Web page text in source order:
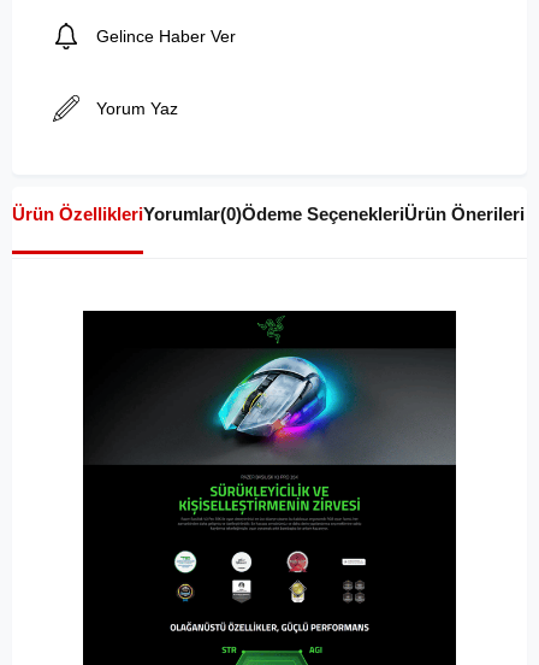
Gelince Haber Ver
Yorum Yaz
Ürün ÖzellikleriYorumlar(0)Ödeme SeçenekleriÜrün Önerileri